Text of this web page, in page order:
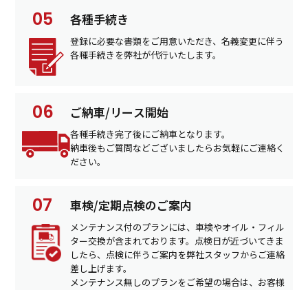
各種手続き
登録に必要な書類をご用意いただき、名義変更に伴う
各種手続きを弊社が代行いたします。
ご納車/リース開始
各種手続き完了後にご納車となります。
納車後もご質問などございましたらお気軽にご連絡く
ださい。
車検/定期点検のご案内
メンテナンス付のプランには、車検やオイル・フィル
ター交換が含まれております。点検日が近づいてきま
したら、点検に伴うご案内を弊社スタッフからご連絡
差し上げます。
メンテナンス無しのプランをご希望の場合は、お客様